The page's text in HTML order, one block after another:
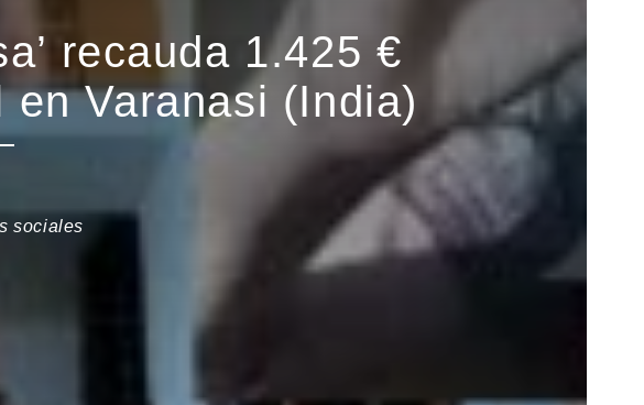
recauda 1.425 €
Varanasi (India)
sociales